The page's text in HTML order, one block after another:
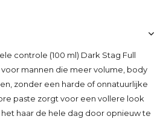
controle (100 ml) Dark Stag Full
mannen die meer volume, body
zonder een harde of onnatuurlijke
paste zorgt voor een vollere look
haar de hele dag door opnieuw te